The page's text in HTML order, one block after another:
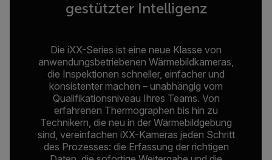
gestützter Intelligenz
Die iXX-Series ist eine neue Klasse von
anwendungsbetriebenen Wärmebildkameras,
die Inspektionen schneller, einfacher und
konsistenter machen – unabhängig vom
Qualifikationsniveau Ihres Teams. Von
erfahrenen Thermographen bis hin zu
Technikern, die neu in der Wärmebildgebung
sind, vereinfachen iXX-Kameras jeden Schritt
des Prozesses: die Erfassung der richtigen